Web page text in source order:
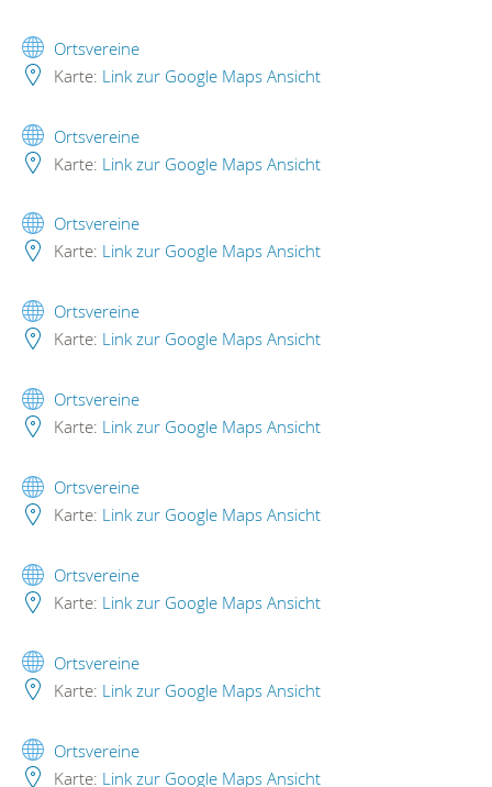
Ortsvereine
Karte: Link zur Google Maps Ansicht
Ortsvereine
Karte: Link zur Google Maps Ansicht
Ortsvereine
Karte: Link zur Google Maps Ansicht
Ortsvereine
Karte: Link zur Google Maps Ansicht
Ortsvereine
Karte: Link zur Google Maps Ansicht
Ortsvereine
Karte: Link zur Google Maps Ansicht
Ortsvereine
Karte: Link zur Google Maps Ansicht
Ortsvereine
Karte: Link zur Google Maps Ansicht
Ortsvereine
Karte: Link zur Google Maps Ansicht